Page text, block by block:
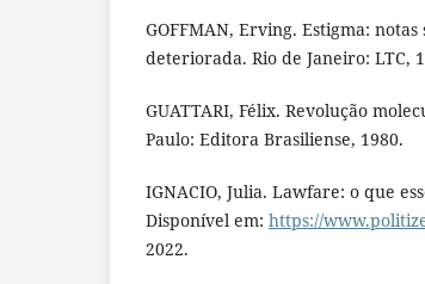
GOFFMAN, Erving. Estigma:
deteriorada. Rio de Janeiro: LTC,
GUATTARI, Félix. Revolução
Paulo: Editora Brasiliense, 1980.
IGNACIO, Julia. Lawfare: o que
Disponível em: https://
2022.